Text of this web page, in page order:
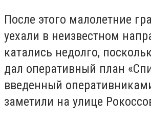
После этого малолетние
уехали в неизвестном
катались недолго,
дал оперативный план
введенный
заметили на улице